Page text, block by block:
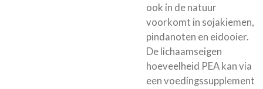
ook in de natuur
voorkomt in sojakiemen,
pindanoten en eidooier.
De lichaamseigen
hoeveelheid PEA kan via
een voedingssupplement